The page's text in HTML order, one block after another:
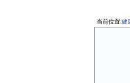
当前位置:健